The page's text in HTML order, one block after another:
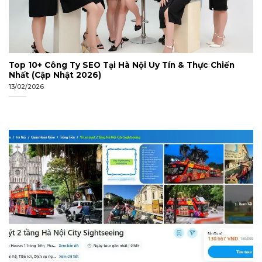
Top 10+ Công Ty SEO Tại Hà Nội Uy Tín & Thực Chiến
Nhất (Cập Nhật 2026)
13/02/2026